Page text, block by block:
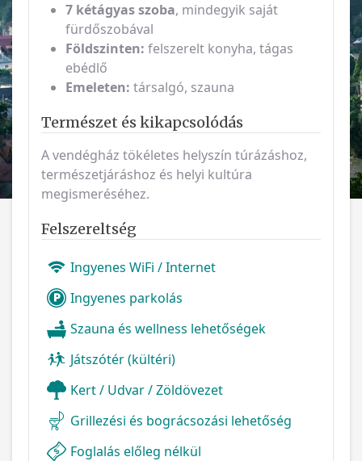
7 kétágyas szoba, mindegyik saját
fürdőszobával
Földszinten: felszerelt konyha, tágas
ebédlő
Emeleten: társalgó, szauna
Természet és kikapcsolódás
A vendégház tökéletes helyszín túrázáshoz,
természetjáráshoz és helyi kultúra
megismeréséhez.
Felszereltség
Ingyenes WiFi / Internet
Ingyenes parkolás
Szauna és wellness lehetőségek
Játszótér (kültéri)
Kert / Udvar / Zöldövezet
Grillezési és bográcsozási lehetőség
Foglalás előleg nélkül